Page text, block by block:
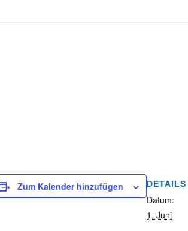
Zum Kalender hinzufügen DETAILS
Datum:
1. Juni